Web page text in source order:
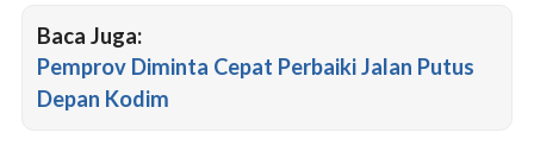
Baca Juga:
Pemprov Diminta Cepat Perbaiki Jalan Putus
Depan Kodim